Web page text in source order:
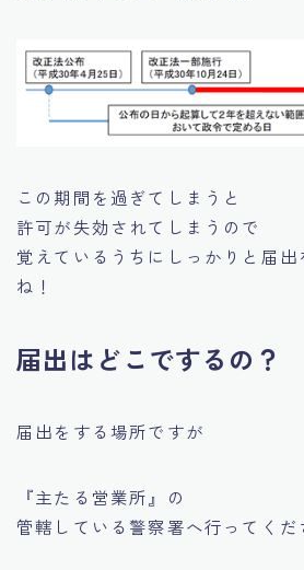
この期間を過ぎてしまうと
許可が失効されてしまうので
覚えているうちにしっかりと届
ね！
届出はどこでするの？
届出をする場所ですが
『主たる営業所』の
管轄している警察署へ行ってくだ